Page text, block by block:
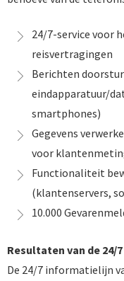
24/7-service voor
reisvertragingen
Berichten
eindapparatuur/
smartphones)
Gegevens
voor
Functionaliteit
(klantenservers,
10.000
Resultaten van de
De 24/7 informatielijn